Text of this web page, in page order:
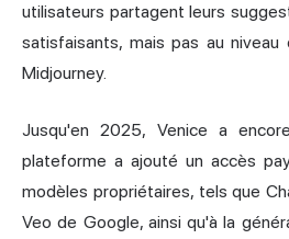
utilisateurs partagent leurs
satisfaisants, mais pas au
Midjourney.
Jusqu'en 2025, Venice a
plateforme a ajouté un accès
modèles propriétaires, tels que
Veo de Google, ainsi qu'à la